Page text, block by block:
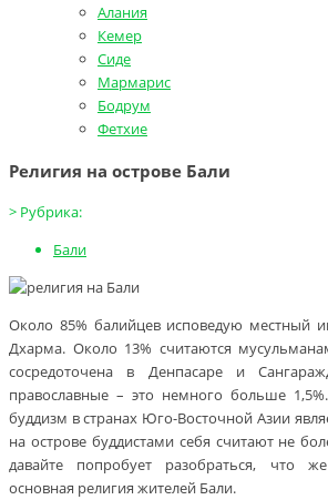
Алания
Кемер
Сиде
Мармарис
Бодрум
Фетхие
Религия на острове Бали
> Рубрика:
Бали
Около 85% балийцев исповедую местный
Дхарма. Около 13% считаются
сосредоточена в Денпасаре и
православные – это немного больше
буддизм в странах Юго-Восточной Азии
на острове буддистами себя считают не
давайте попробует разобраться, что
основная религия жителей Бали.